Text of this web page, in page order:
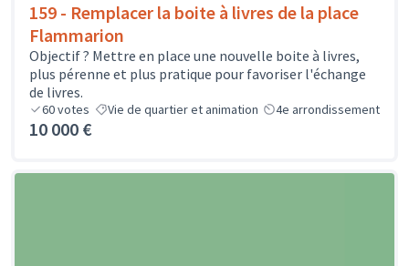
159 - Remplacer la boite à livres de la place
Flammarion
Objectif ? Mettre en place une nouvelle boite à livres,
plus pérenne et plus pratique pour favoriser l'échange
de livres.
60votes Vie de quartier et animation 4e arrondissement
10 000 €